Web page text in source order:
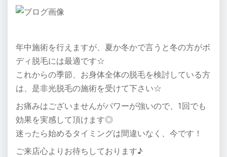
年中施術を行えますが、夏か冬かで言うと冬の方がボ
ディ脱毛には最適です☆
これからの季節、お身体全体の脱毛を検討している方
は、是非光脱毛の施術を受けて下さい☆
お痛みはございませんがパワーが強いので、1回でも
効果を実感して頂けます◎
迷ったら始めるタイミングは間違いなく、今です！
ご来店心よりお待ちしております♪